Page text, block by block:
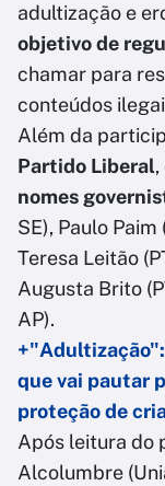
adultização e
objetivo de
chamar para
conteúdos
Além da
Partido Liberal
nomes
SE), Paulo
Teresa Leitão
Augusta Brito
AP).
que vai pautar
proteção de
Após leitura do
Alcolumbre